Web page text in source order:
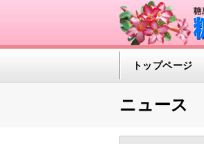
トップページ
ニュース